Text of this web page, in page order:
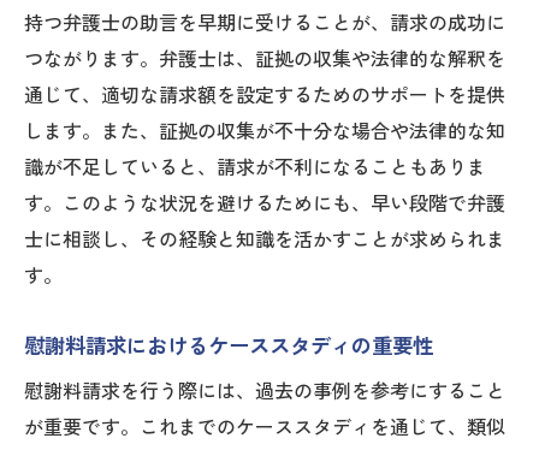
持つ弁護士の助言を早期に受けることが、請求の成功に
つながります。弁護士は、証拠の収集や法律的な解釈を
通じて、適切な請求額を設定するためのサポートを提供
します。また、証拠の収集が不十分な場合や法律的な知
識が不足していると、請求が不利になることもありま
す。このような状況を避けるためにも、早い段階で弁護
士に相談し、その経験と知識を活かすことが求められま
す。
慰謝料請求におけるケーススタディの重要性
慰謝料請求を行う際には、過去の事例を参考にすること
が重要です。これまでのケーススタディを通じて、類似